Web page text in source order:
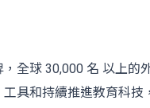
全球 30,000 名 以上的
具和持續推進教育科技